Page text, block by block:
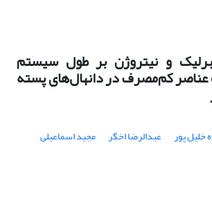
و نیتروژن بر طول سیستم
کم‌مصرف در دانهال‌‌های پسته
خلیل پور عبدالرضا اخگر مجید اسماعیلی